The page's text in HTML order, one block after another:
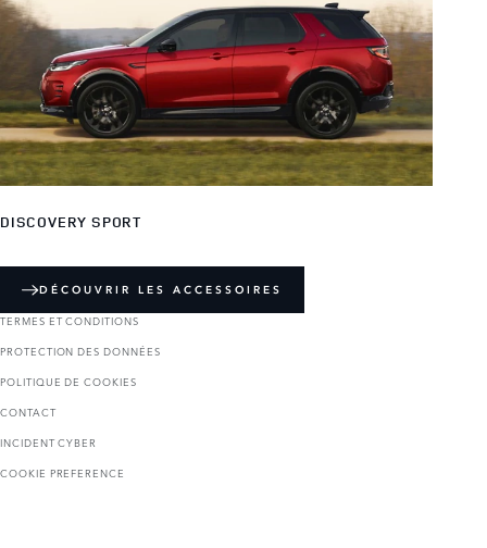
DISCOVERY SPORT
DÉCOUVRIR LES ACCESSOIRES
TERMES ET CONDITIONS
PROTECTION DES DONNÉES
POLITIQUE DE COOKIES
CONTACT
INCIDENT CYBER
COOKIE PREFERENCE